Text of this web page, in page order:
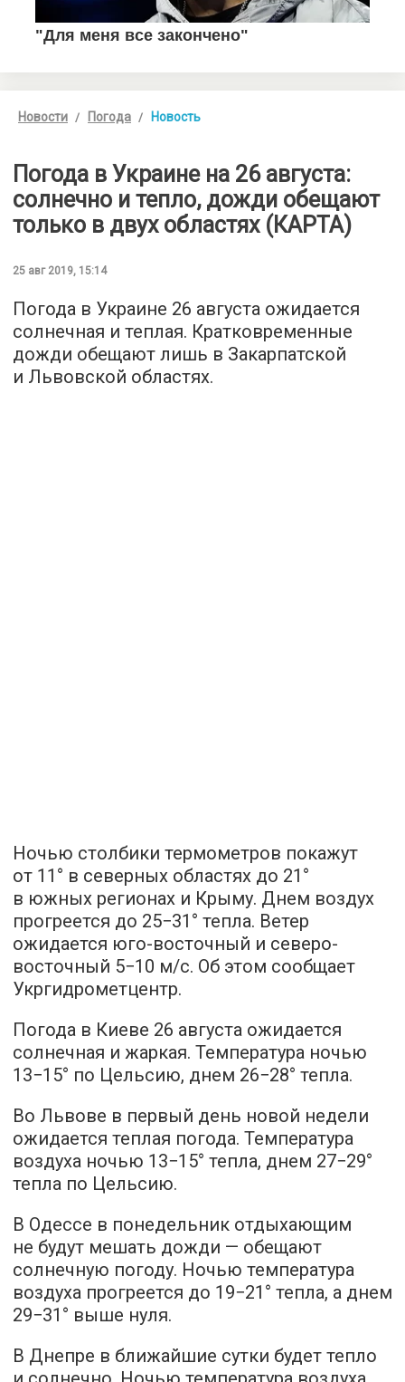
Новости Погода Новость
Погода в Украине на 26 августа:
солнечно и тепло, дожди обещают
только в двух областях (КАРТА)
25 авг 2019, 15:14
Погода в Украине 26 августа ожидается
солнечная и теплая. Кратковременные
дожди обещают лишь в Закарпатской
и Львовской областях.
Ночью столбики термометров покажут
от 11° в северных областях до 21°
в южных регионах и Крыму. Днем воздух
прогреется до 25−31° тепла. Ветер
ожидается юго-восточный и северо-
восточный 5−10 м/с. Об этом сообщает
Укргидрометцентр.
Погода в Киеве 26 августа ожидается
солнечная и жаркая. Температура ночью
13−15° по Цельсию, днем 26−28° тепла.
Во Львове в первый день новой недели
ожидается теплая погода. Температура
воздуха ночью 13−15° тепла, днем 27−29°
тепла по Цельсию.
В Одессе в понедельник отдыхающим
не будут мешать дожди — обещают
солнечную погоду. Ночью температура
воздуха прогреется до 19−21° тепла, а днем
29−31° выше нуля.
В Днепре в ближайшие сутки будет тепло